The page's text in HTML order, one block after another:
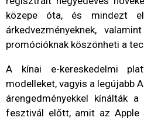
közepe óta, és mindezt
árkedvezményeknek,
promócióknak köszönheti a
A kínai e-kereskedelmi
modelleket, vagyis a legújabb
árengedményekkel kínálták
fesztivál előtt, amit az Apple